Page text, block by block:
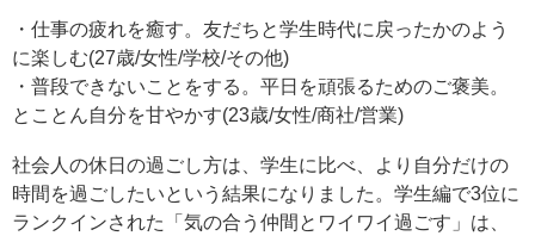
・仕事の疲れを癒す。友だちと学生時代に戻ったかのよう
に楽しむ(27歳/女性/学校/その他)
・普段できないことをする。平日を頑張るためのご褒美。
とことん自分を甘やかす(23歳/女性/商社/営業)
社会人の休日の過ごし方は、学生に比べ、より自分だけの
時間を過ごしたいという結果になりました。学生編で3位に
ランクインされた「気の合う仲間とワイワイ過ごす」は、